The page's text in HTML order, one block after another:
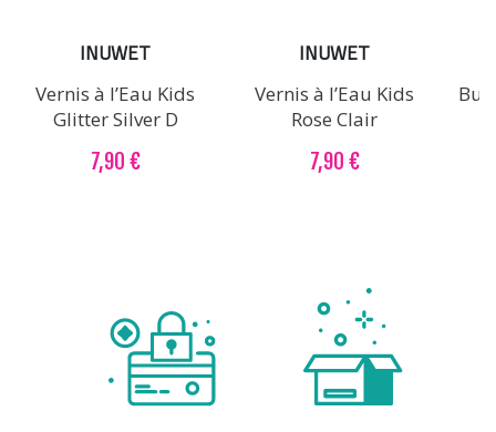
INUWET
Vernis à l’Eau Kids
Glitter Silver D
7,90 €
INUWET
Vernis à l’Eau Kids
Rose Clair
7,90 €